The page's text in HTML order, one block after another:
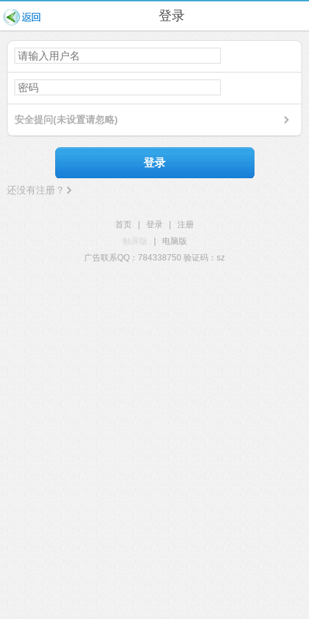
登录
安全提问(未设置请忽略)
登录
还没有注册？
首页 登录
注册
触屏版
电脑版
广告联系QQ：784338750 验证码：sz